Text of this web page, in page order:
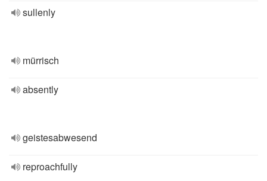
sullenly
mürrisch
absently
geistesabwesend
reproachfully